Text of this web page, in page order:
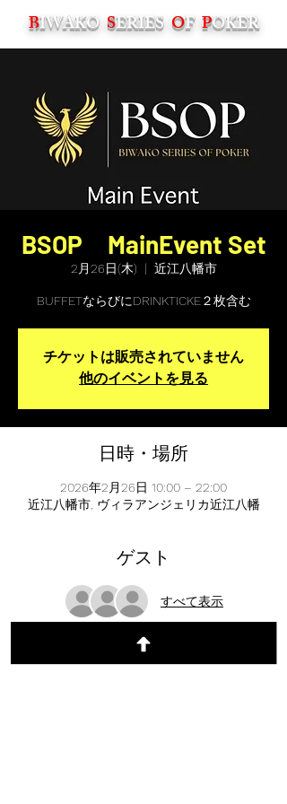
BIWAKO SERIES OF POKER
BSOP MainEvent Set
2月26日(木)
  |
近江八幡市
BUFFETならびにDRINKTICKE２枚含む
チケットは販売されていません
他のイベントを見る
日時・場所
2026年2月26日 10:00 – 22:00
近江八幡市, ヴィラアンジェリカ近江八幡
ゲスト
すべて表示